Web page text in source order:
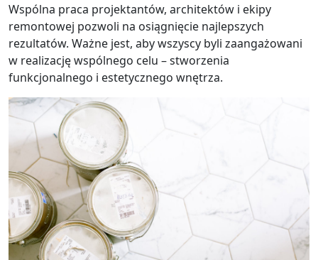
Wspólna praca projektantów, architektów i ekipy
remontowej pozwoli na osiągnięcie najlepszych
rezultatów. Ważne jest, aby wszyscy byli zaangażowani
w realizację wspólnego celu – stworzenia
funkcjonalnego i estetycznego wnętrza.